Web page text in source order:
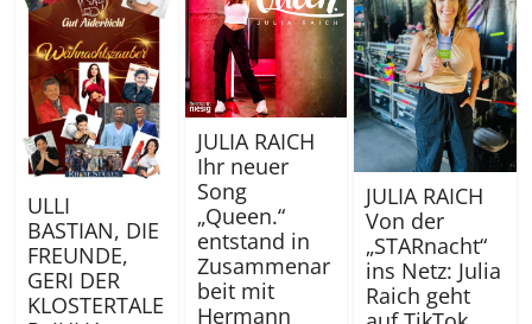
ULLI
BASTIAN, DIE
FREUNDE,
GERI DER
KLOSTERTALE
JULIA RAICH
Ihr neuer
Song
„Queen.“
entstand in
Zusammenar
beit mit
Hermann
JULIA RAICH
Von der
„STARnacht“
ins Netz: Julia
Raich geht